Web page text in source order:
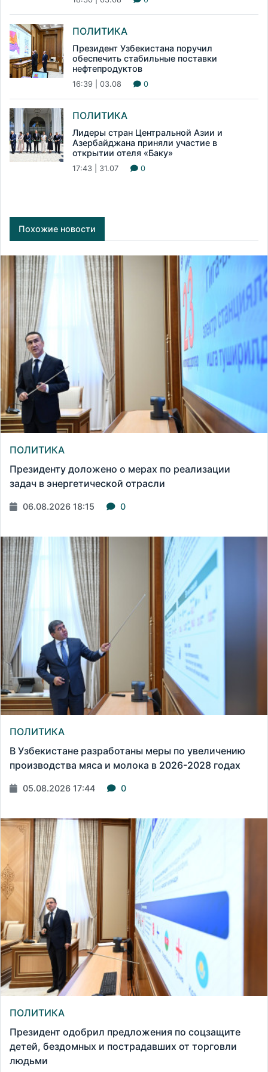
ПОЛИТИКА
Президент Узбекистана поручил
обеспечить стабильные поставки
нефтепродуктов
16:39 | 03.08 0
ПОЛИТИКА
Лидеры стран Центральной Азии и
Азербайджана приняли участие в
открытии отеля «Баку»
17:43 | 31.07 0
Похожие новости
ПОЛИТИКА
Президенту доложено о мерах по реализации
задач в энергетической отрасли
06.08.2026 18:15 0
ПОЛИТИКА
В Узбекистане разработаны меры по увеличению
производства мяса и молока в 2026-2028 годах
05.08.2026 17:44 0
ПОЛИТИКА
Президент одобрил предложения по соцзащите
детей, бездомных и пострадавших от торговли
людьми